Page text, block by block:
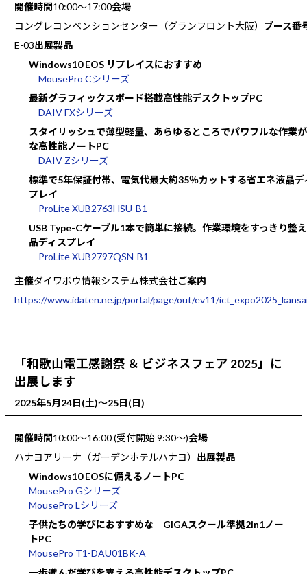
開催時間10:00～17:00会場
コングレコンベンションセンター（グランフロント大阪） ブース番
E-03出展製品
Windows10 EOS リプレイスにおすすめ
MousePro Cシリーズ
最新グラフィックスボード搭載高性能デスクトップPC
DAIV FXシリーズ
スタイリッシュで薄型軽量、あらゆるところでパワフルな作業
な高性能ノートPC
DAIV Zシリーズ
標準で5年保証付帯、電気代最大約35％カットする省エネ液晶デ
プレイ
ProLite XUB2763HSU-B1
USB Type-Cケーブル1本で簡単に接続。作業環境をすっきり整
晶ディスプレイ
ProLite XUB2797QSN-B1
主催ダイワボウ情報システム株式会社ご案内
https://www.idaten.ne.jp/portal/page/out/ev11/
「和歌山電工感謝祭 ＆ ビジネスフェア 2025」に
出展します
2025年5月24日(土)～25日(日)
開催時間10:00～16:00 (受付開始 9:30～)会場
ハナヨアリーナ（ガーデンホテルハナヨ） 出展製品
Windows10 EOSに備えるノートPC
MousePro Gシリーズ
MousePro Lシリーズ
子供たちの学びにおすすめな GIGAスクール準拠2in1ノー
トPC
MousePro T1-DAU01BK-A